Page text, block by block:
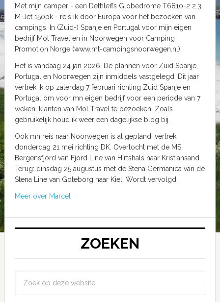
Met mijn camper - een Dethleffs Globedrome T6810-2 2.3
M-Jet 150pk - reis ik door Europa voor het bezoeken van
campings. In (Zuid-) Spanje en Portugal voor mijn eigen
bedrijf Mol Travel en in Noorwegen voor Camping
Promotion Norge (www.mt-campingsnoorwegen.nl)
Het is vandaag 24 jan 2026. De plannen voor Zuid Spanje,
Portugal en Noorwegen zijn inmiddels vastgelegd. Dit jaar
vertrek ik op zaterdag 7 februari richting Zuid Spanje en
Portugal om voor mn eigen bedrijf voor een periode van 7
weken, klanten van Mol Travel te bezoeken. Zoals
gebruikelijk houd ik weer een dagelijkse blog bij.
Ook mn reis naar Noorwegen is al gepland: vertrek
donderdag 21 mei richting DK. Overtocht met de MS
Bergensfjord van Fjord Line van Hirtshals naar Kristiansand.
Terug: dinsdag 25 augustus met de Stena Germanica van de
Stena Line van Goteborg naar Kiel. Wordt vervolgd.
Meer over Marcel
ZOEKEN